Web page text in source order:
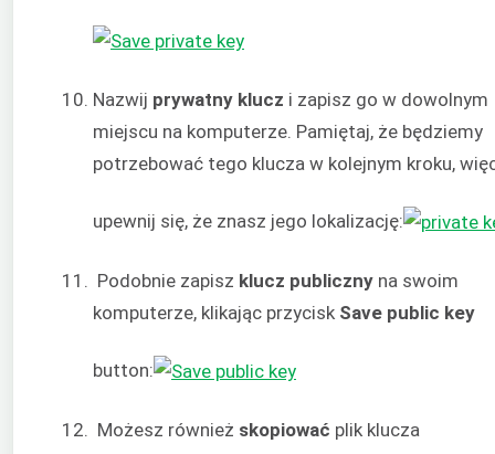
Nazwij prywatny klucz i zapisz go w dowolnym
miejscu na komputerze. Pamiętaj, że będziemy
potrzebować tego klucza w kolejnym kroku,
upewnij się, że znasz jego lokalizację:
Podobnie zapisz klucz publiczny na swoim
komputerze, klikając przycisk Save public key
button:
Możesz również skopiować plik klucza